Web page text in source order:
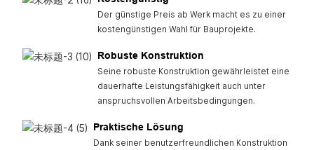
Der günstige Preis ab Werk macht es zu einer
kostengünstigen Wahl für Bauprojekte.
Robuste Konstruktion
Seine robuste Konstruktion gewährleistet eine
dauerhafte Leistungsfähigkeit auch unter
anspruchsvollen Arbeitsbedingungen.
Praktische Lösung
Dank seiner benutzerfreundlichen Konstruktion